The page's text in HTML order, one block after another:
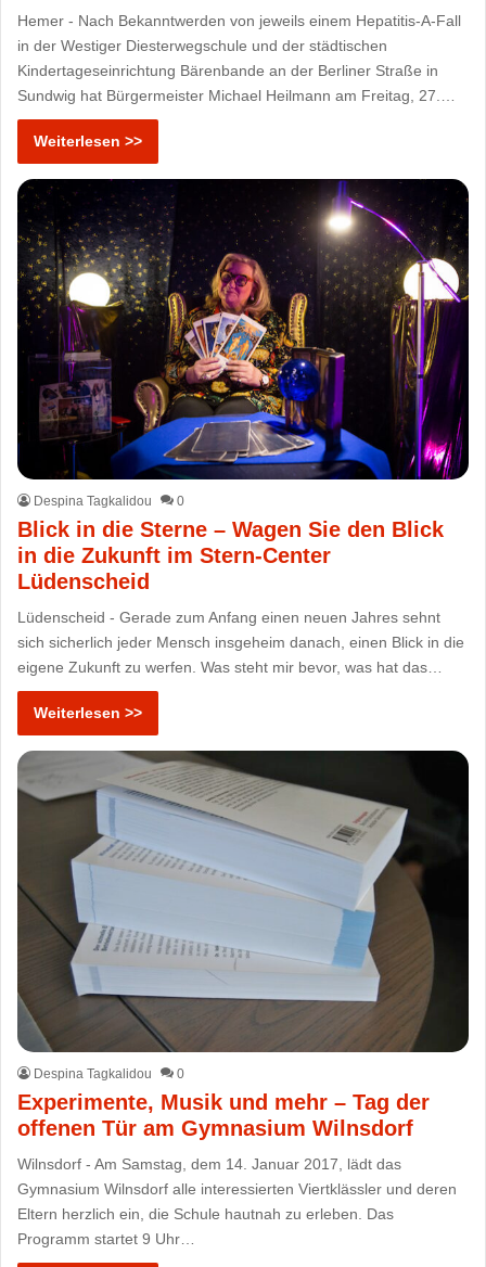
Hemer - Nach Bekanntwerden von jeweils einem Hepatitis-A-Fall
in der Westiger Diesterwegschule und der städtischen
Kindertageseinrichtung Bärenbande an der Berliner Straße in
Sundwig hat Bürgermeister Michael Heilmann am Freitag, 27.…
Weiterlesen >>
Despina Tagkalidou 0
Blick in die Sterne – Wagen Sie den Blick
in die Zukunft im Stern-Center
Lüdenscheid
Lüdenscheid - Gerade zum Anfang einen neuen Jahres sehnt
sich sicherlich jeder Mensch insgeheim danach, einen Blick in die
eigene Zukunft zu werfen. Was steht mir bevor, was hat das…
Weiterlesen >>
Despina Tagkalidou 0
Experimente, Musik und mehr – Tag der
offenen Tür am Gymnasium Wilnsdorf
Wilnsdorf - Am Samstag, dem 14. Januar 2017, lädt das
Gymnasium Wilnsdorf alle interessierten Viertklässler und deren
Eltern herzlich ein, die Schule hautnah zu erleben. Das
Programm startet 9 Uhr…